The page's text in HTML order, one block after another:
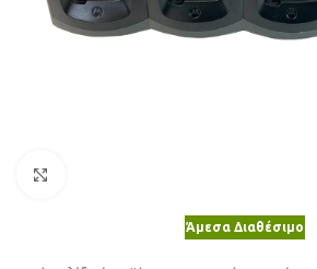
Άμεσα Διαθέσιμο